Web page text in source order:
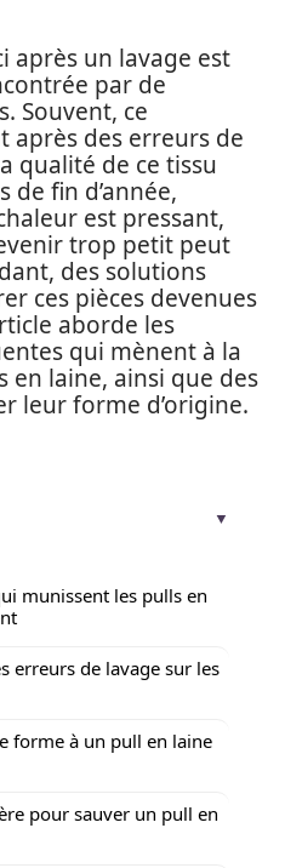
après un lavage est
par de
Souvent, ce
après des erreurs de
qualité de ce tissu
de fin d’année,
est pressant,
trop petit peut
des solutions
ces pièces devenues
aborde les
qui mènent à la
laine, ainsi que des
leur forme d’origine.
munissent les pulls en
erreurs de lavage sur les
forme à un pull en laine
pour sauver un pull en